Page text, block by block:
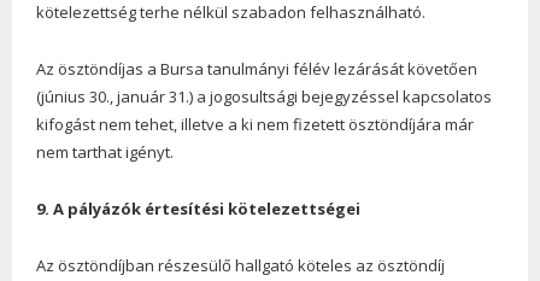
kötelezettség terhe nélkül szabadon felhasználható.
Az ösztöndíjas a Bursa tanulmányi félév lezárását követően
(június 30., január 31.) a jogosultsági bejegyzéssel kapcsolatos
kifogást nem tehet, illetve a ki nem fizetett ösztöndíjára már
nem tarthat igényt.
9. A pályázók értesítési kötelezettségei
Az ösztöndíjban részesülő hallgató köteles az ösztöndíj